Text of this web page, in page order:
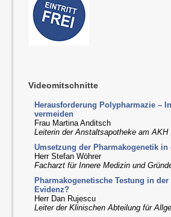
Videomitschnitte
Herausforderung Polypharmazie –
vermeiden
Frau Martina Anditsch
Leiterin der Anstaltsapotheke am AKH
Umsetzung der Pharmakogenetik
Herr Stefan Wöhrer
Facharzt für Innere Medizin und
Pharmakogenetische Testung in
Evidenz?
Herr Dan Rujescu
Leiter der Klinischen Abteilung für